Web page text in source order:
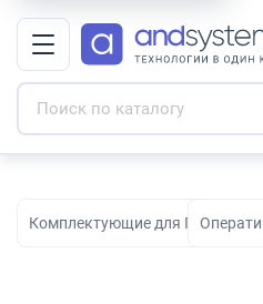
Комплектующие для ПК,